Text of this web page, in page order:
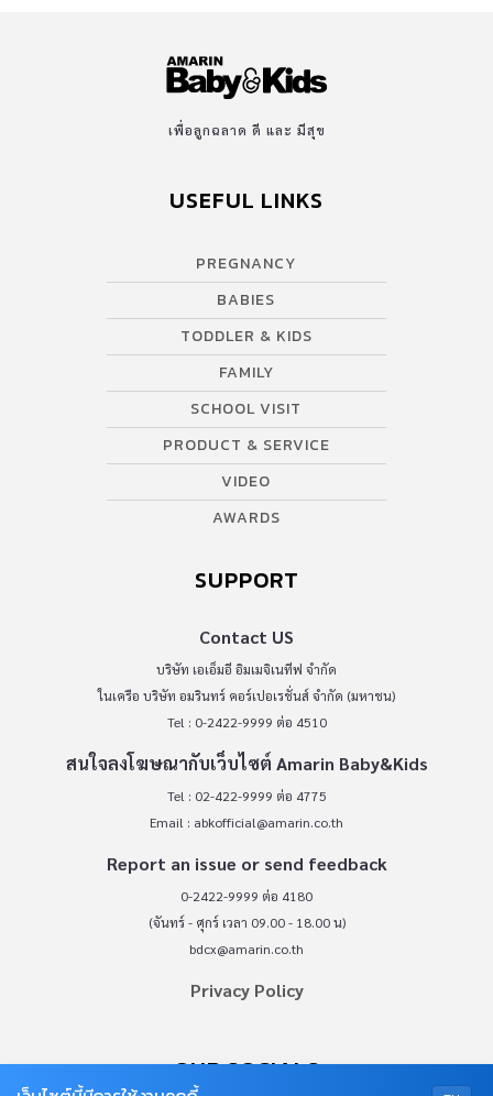
เพื่อลูกฉลาด ดี และ มีสุข
USEFUL LINKS
PREGNANCY
BABIES
TODDLER & KIDS
FAMILY
SCHOOL VISIT
PRODUCT & SERVICE
VIDEO
AWARDS
SUPPORT
Contact US
บริษัท เอเอ็มอี อิมเมจิเนทีฟ จำกัด
ในเครือ บริษัท อมรินทร์ คอร์เปอเรชั่นส์ จำกัด (มหาชน)
Tel : 0-2422-9999 ต่อ 4510
สนใจลงโฆษณากับเว็บไซต์ Amarin Baby&Kids
Tel : 02-422-9999 ต่อ 4775
Email : abkofficial@amarin.co.th
Report an issue or send feedback
0-2422-9999 ต่อ 4180
(จันทร์ - ศุกร์ เวลา 09.00 - 18.00 น)
bdcx@amarin.co.th
Privacy Policy
OUR SOCIALS